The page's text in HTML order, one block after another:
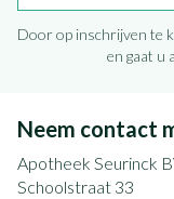
Door op inschrijven te
en gaat u
Neem contact
Apotheek Seurinck
Schoolstraat 33